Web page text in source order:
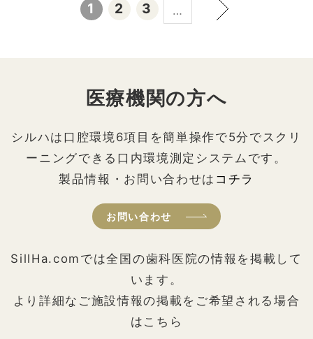
1 2 3 …
医療機関の方へ
シルハは口腔環境6項目を簡単操作で5分でスクリ
ーニングできる口内環境測定システムです。
製品情報・お問い合わせは コチラ
お問い合わせ
SillHa.comでは全国の歯科医院の情報を掲載して
います。
より詳細なご施設情報の掲載をご希望される場合
はこちら